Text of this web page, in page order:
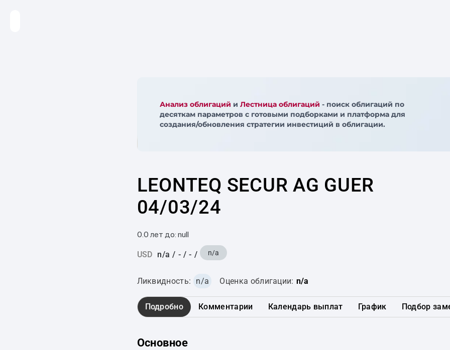
Анализ облигаций и Лестница облигаций - поиск облигаций по
десяткам параметров с готовыми подборками и платформа для
создания/обновления стратегии инвестиций в облигации.
LEONTEQ SECUR AG GUER
04/03/24
0.0 лет до: null
USD n/a / - / - / n/a
Ликвидность: n/a Оценка облигации: n/a
Подробно Комментарии Календарь выплат График Подбор
Основное